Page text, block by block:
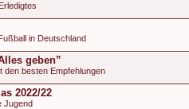
Erledigtes
in Deutschland
geben”
den besten Empfehlungen
2022/22
Jugend